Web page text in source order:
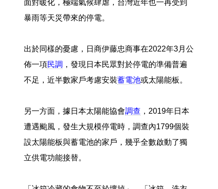
面對暖化，極端氣候肆虐，台灣近年也一再受到
暴雨等天災帶來的停電。
出於同樣的憂慮，日商伊藤忠商事在2022年3月公
佈一項民調 ，發現日本民眾對於停電的準備普遍
不足，近半數家戶考慮安裝蓄電池或太陽能板。
另一方面，據日本太陽能協會調查 ，2019年日本
遭遇颱風，發生大規模停電時，調查內1799個裝
設太陽能板與蓄電池的家戶，幾乎全數啟動了獨
立供電功能接替。